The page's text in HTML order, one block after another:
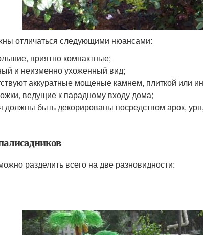
отличаться следующими нюансами:
приятно компактные;
и неизменно ухоженный вид;
аккуратные мощеные камнем, плиткой или
ведущие к парадному входу дома;
должны быть декорированы посредством арок,
разделить всего на две разновидности: